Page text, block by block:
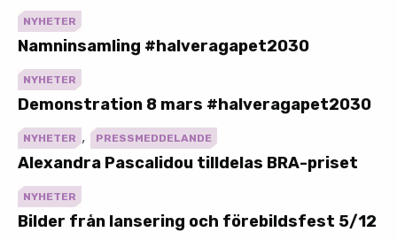
NYHETER
Namninsamling #halveragapet2030
NYHETER
Demonstration 8 mars #halveragapet2030
NYHETER , PRESSMEDDELANDE
Alexandra Pascalidou tilldelas BRA-priset
NYHETER
Bilder från lansering och förebildsfest 5/12